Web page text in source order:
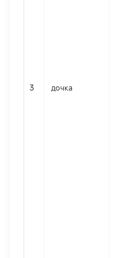
3 дочка